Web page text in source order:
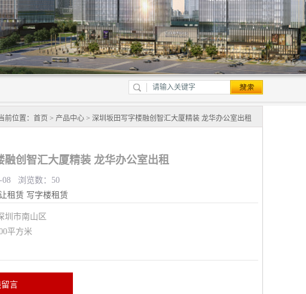
前位置： 首页 > 产品中心 > 深圳坂田写字楼融创智汇大厦精装 龙华办公室出租
融创智汇大厦精装 龙华办公室出租
08 浏览数：50
租赁 写字楼租赁
圳市南山区
平方米
言